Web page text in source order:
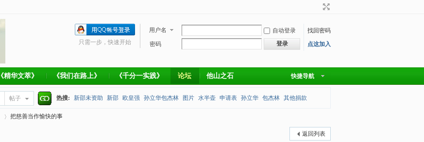
用户名 自动登录
找回密码
密码
登录 点这加入
只需一步，快速开始
快捷导航
《精华文萃》 《我们在路上》 《千分一实践》 论坛 他山之石
帖子
搜
热搜: 新邵未资助 新邵 欧皇强 孙立华包杰林 图片 水半壶 申请表 孙立华 包杰林 其他捐款
捐款帐号
把慈善当作愉快的事
返回列表